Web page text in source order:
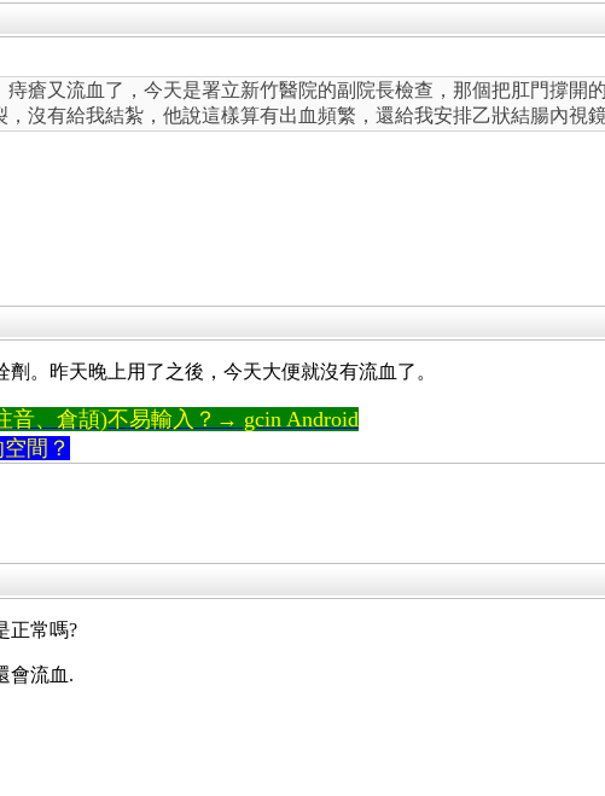
痔瘡又流血了，今天是署立新竹醫院的副院長檢查，那個把肛門撐開
，沒有給我結紮，他說這樣算有出血頻繁，還給我安排乙狀結腸內視
。昨天晚上用了之後，今天大便就沒有流血了。
音、倉頡)不易輸入？→ gcin Android
間？
正常嗎?
會流血.